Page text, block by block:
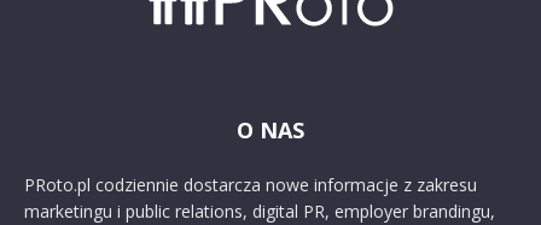
O NAS
PRoto.pl codziennie dostarcza nowe informacje z zakresu
marketingu i public relations, digital PR, employer brandingu,